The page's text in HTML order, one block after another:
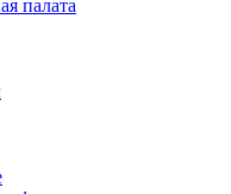
палата